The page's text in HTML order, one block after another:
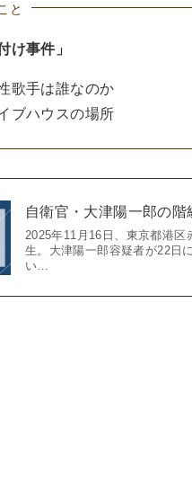
と
け事件」
歌手は誰なのか
ブハウスの場所
自衛官・大津陽一郎の
2025年11月16日、東京都港区
生。大津陽一郎容疑者が22日
い…